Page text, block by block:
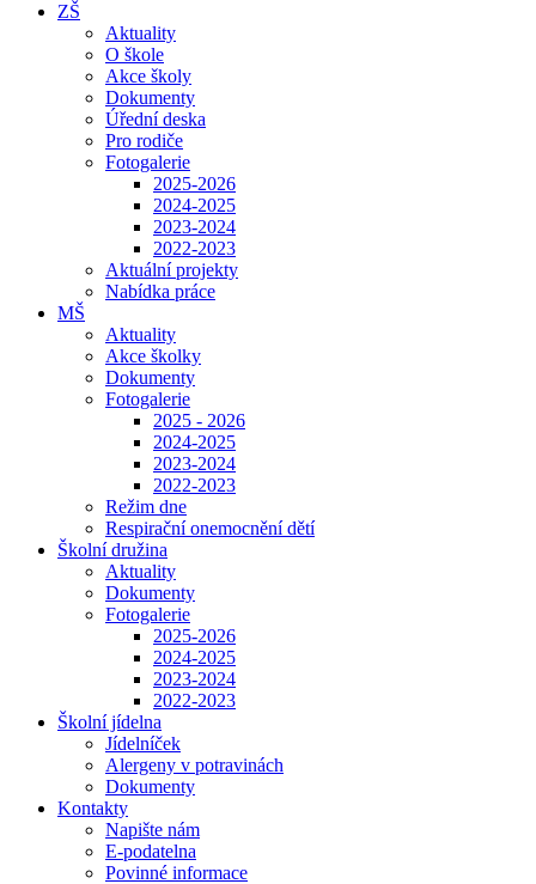
ZŠ
Aktuality
O škole
Akce školy
Dokumenty
Úřední deska
Pro rodiče
Fotogalerie
2025-2026
2024-2025
2023-2024
2022-2023
Aktuální projekty
Nabídka práce
MŠ
Aktuality
Akce školky
Dokumenty
Fotogalerie
2025 - 2026
2024-2025
2023-2024
2022-2023
Režim dne
Respirační onemocnění dětí
Školní družina
Aktuality
Dokumenty
Fotogalerie
2025-2026
2024-2025
2023-2024
2022-2023
Školní jídelna
Jídelníček
Alergeny v potravinách
Dokumenty
Kontakty
Napište nám
E-podatelna
Povinné informace